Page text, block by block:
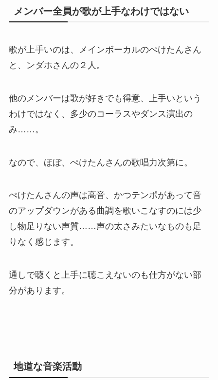
メンバー全員が歌が上手なわけではない
歌が上手いのは、メインボーカルのぺけたんさん
と、ンダホさんの２人。
他のメンバーは歌が好きでも得意、上手いという
わけではなく、多少のコーラスやダンス演出の
み……。
なので、ほぼ、ぺけたんさんの歌唱力次第に。
ぺけたんさんの声は高音、かつテンポがあって音
のアップダウンがある曲調を歌いこなすのには少
し物足りない声質……声の太さみたいなものも足
りなく感じます。
通しで聴くと上手に聴こえないのも仕方がない部
分があります。
地道な音楽活動